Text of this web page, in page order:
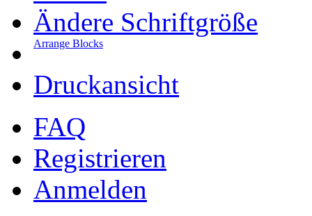
Ändere Schriftgröße
Arrange Blocks
Druckansicht
FAQ
Registrieren
Anmelden